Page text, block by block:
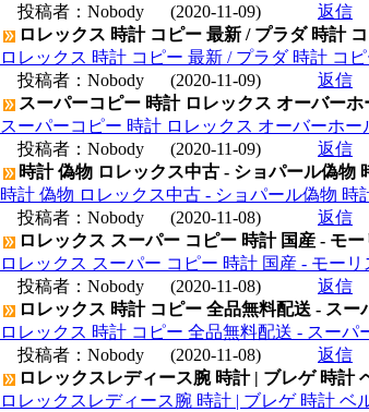
投稿者： Nobody (2020-11-09)
返信
ロレックス 時計 コピー 最新 / プラダ 時計
ロレックス 時計 コピー 最新 / プラダ 時計 コ
投稿者： Nobody (2020-11-09)
返信
スーパーコピー 時計 ロレックス オーバー
スーパーコピー 時計 ロレックス オーバーホ
投稿者： Nobody (2020-11-09)
返信
時計 偽物 ロレックス中古 - ショパール偽物
時計 偽物 ロレックス中古 - ショパール偽物 時
投稿者： Nobody (2020-11-08)
返信
ロレックス スーパー コピー 時計 国産 - モ
ロレックス スーパー コピー 時計 国産 - モー
投稿者： Nobody (2020-11-08)
返信
ロレックス 時計 コピー 全品無料配送 - ス
ロレックス 時計 コピー 全品無料配送 - スー
投稿者： Nobody (2020-11-08)
返信
ロレックスレディース腕 時計 | ブレゲ 時計
ロレックスレディース腕 時計 | ブレゲ 時計 ベ